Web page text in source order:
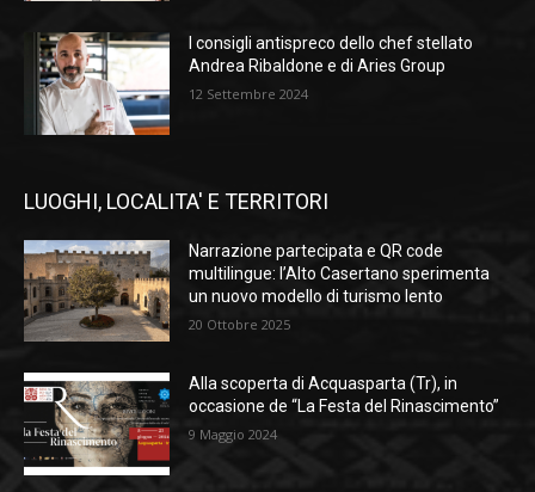
I consigli antispreco dello chef stellato
Andrea Ribaldone e di Aries Group
12 Settembre 2024
LUOGHI, LOCALITA' E TERRITORI
Narrazione partecipata e QR code
multilingue: l’Alto Casertano sperimenta
un nuovo modello di turismo lento
20 Ottobre 2025
Alla scoperta di Acquasparta (Tr), in
occasione de “La Festa del Rinascimento”
9 Maggio 2024